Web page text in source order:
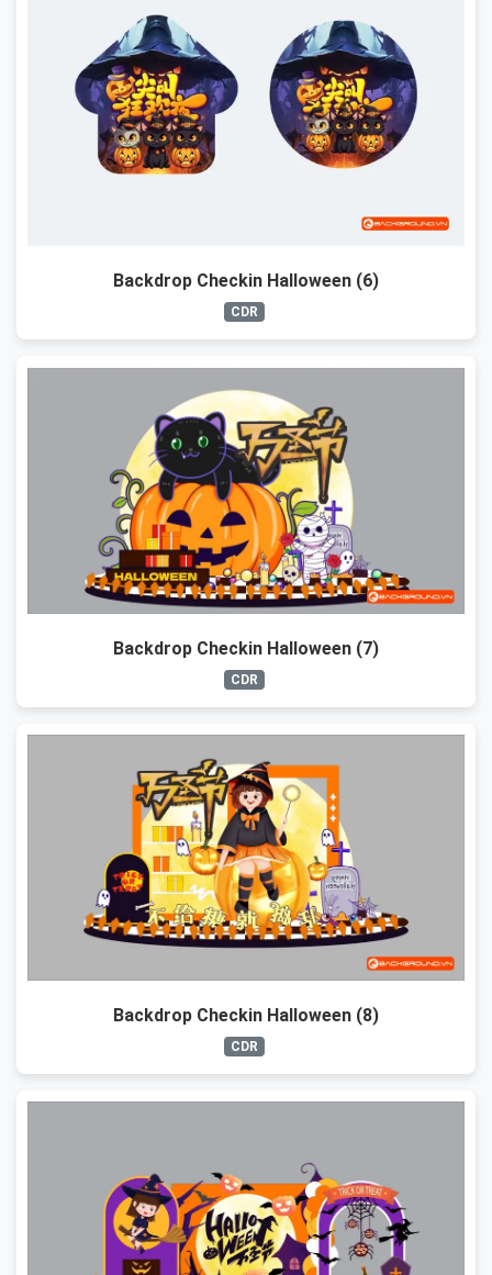
Backdrop Checkin Halloween (6)
CDR
Backdrop Checkin Halloween (7)
CDR
Backdrop Checkin Halloween (8)
CDR